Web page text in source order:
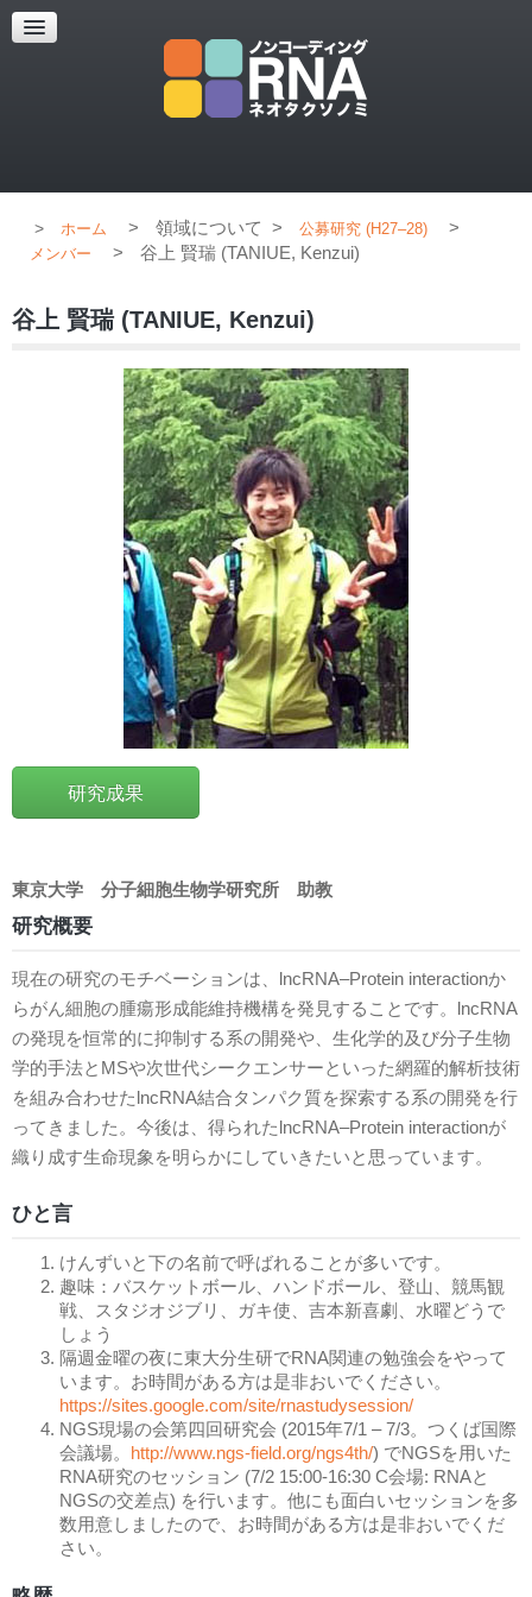
超解像顕微鏡
超解像顕微鏡の紹介
ホーム > 領域について > 公募研究 (H27–28) >
メンバー > 谷上 賢瑞 (TANIUE, Kenzui)
谷上 賢瑞 (TANIUE, Kenzui)
研究成果
東京大学 分子細胞生物学研究所 助教
研究概要
現在の研究のモチベーションは、lncRNA–Protein interactionか
らがん細胞の腫瘍形成能維持機構を発見することです。lncRNA
の発現を恒常的に抑制する系の開発や、生化学的及び分子生物
学的手法とMSや次世代シークエンサーといった網羅的解析技術
を組み合わせたlncRNA結合タンパク質を探索する系の開発を行
ってきました。今後は、得られたlncRNA–Protein interactionが
織り成す生命現象を明らかにしていきたいと思っています。
ひと言
けんずいと下の名前で呼ばれることが多いです。
趣味：バスケットボール、ハンドボール、登山、競馬観
戦、スタジオジブリ、ガキ使、吉本新喜劇、水曜どうで
しょう
隔週金曜の夜に東大分生研でRNA関連の勉強会をやって
います。お時間がある方は是非おいでください。
https://sites.google.com/site/rnastudysession/
NGS現場の会第四回研究会 (2015年7/1 – 7/3。つくば国際
会議場。 http://www.ngs-field.org/ngs4th/) でNGSを用いた
RNA研究のセッション (7/2 15:00-16:30 C会場: RNAと
NGSの交差点) を行います。他にも面白いセッションを多
数用意しましたので、お時間がある方は是非おいでくだ
さい。